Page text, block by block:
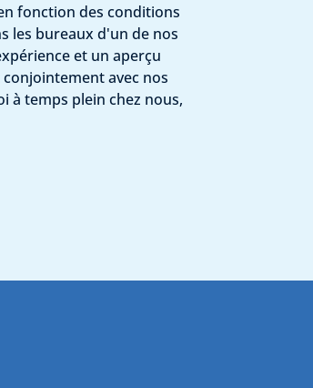
fonction des conditions
les bureaux d'un de nos
et un aperçu
avec nos
à temps plein chez nous,